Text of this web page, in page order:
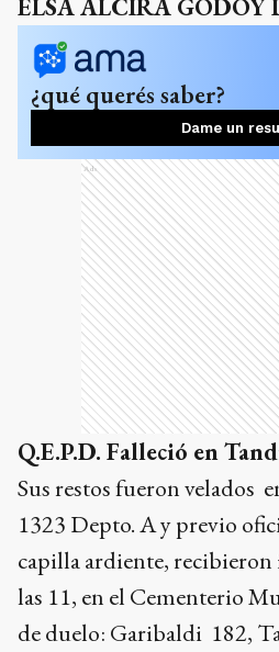
ELSA ALCIRA GODOY
¿qué querés saber?
Dame un
Ads
Q.E.P.D. Falleció en
Sus restos fueron velados
1323 Depto. A y previo
capilla ardiente,
las 11, en el Cementerio
de duelo: Garibaldi 182,